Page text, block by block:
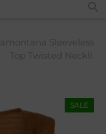
Sleeveless
Top Twisted Neckli.
SALE